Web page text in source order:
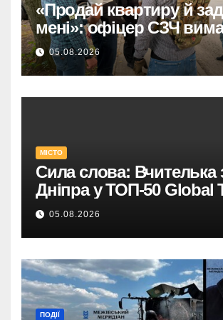
«Продай квартиру й
мені»: офіцер СЗЧ
тисяч у військового.
05.08.2026
МІСТО
Сила слова: Вчителька
Дніпра у ТОП-50 Global
Prize Ukraine
05.08.2026
ПОДІЇ